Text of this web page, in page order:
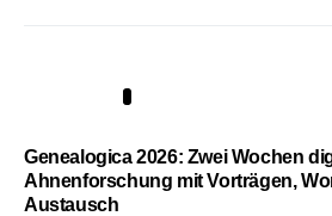
Genealogica 2026: Zwei Wochen
Ahnenforschung mit Vorträgen,
Austausch